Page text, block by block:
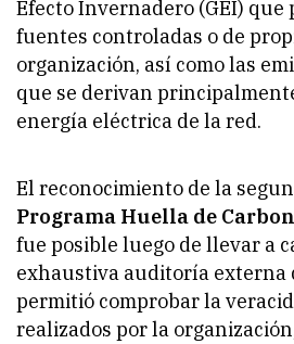
Efecto Invernadero (GEI) que
fuentes controladas o de
organización, así como las
que se derivan
energía eléctrica de la red.
El reconocimiento de la
Programa Huella de
fue posible luego de llevar a
exhaustiva auditoría externa
permitió comprobar la
realizados por la